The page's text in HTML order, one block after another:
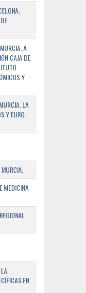
A
CAJA DE
Y
LA
Y EURO
MEDICINA
EN